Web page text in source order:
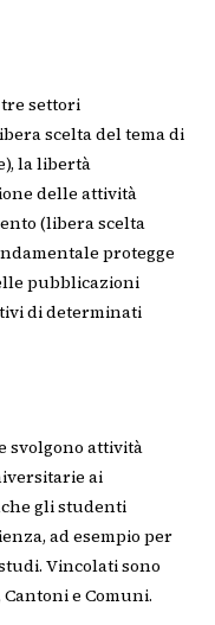
settori
scelta del tema di
la libertà
delle attività
(libera scelta
protegge
pubblicazioni
di determinati
svolgono attività
ai
gli studenti
ad esempio per
Vincolati sono
e Comuni.